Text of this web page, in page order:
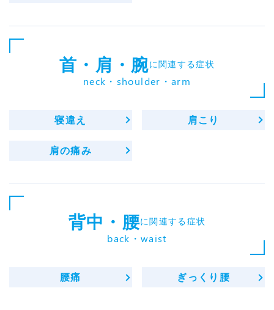
首・肩・腕に関連する症状
neck・shoulder・arm
寝違え 肩こり
肩の痛み
背中・腰に関連する症状
back・waist
腰痛 ぎっくり腰